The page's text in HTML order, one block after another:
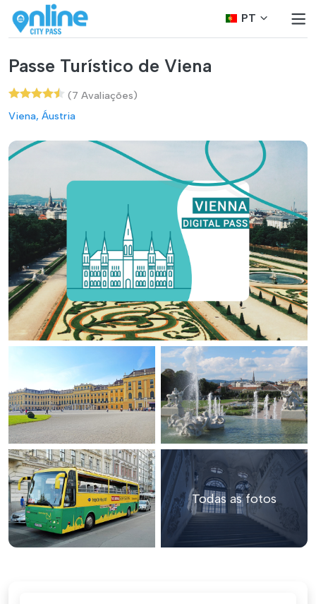
PT
Passe Turístico de Viena
(7 Avaliações)
Viena, Áustria
Todas as fotos